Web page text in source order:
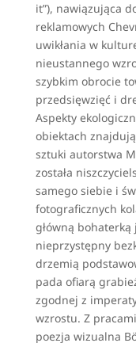
it”), nawiązująca
reklamowych
uwikłania w
nieustannego
szybkim obrocie
przedsięwzięć i
Aspekty
obiektach
sztuki autorstwa
została
samego siebie i
fotograficznych
główną bohaterką
nieprzystępny
drzemią
pada ofiarą
zgodnej z
wzrostu. Z
poezja wizualna